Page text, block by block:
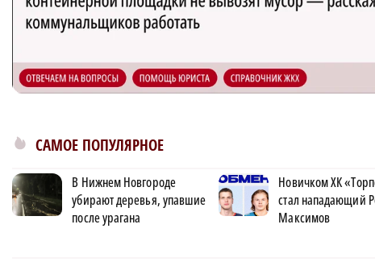
САМОЕ ПОПУЛЯРНОЕ
В Нижнем Новгороде
убирают деревья, упавшие
после урагана
Новичком ХК
стал нападающий
Максимов